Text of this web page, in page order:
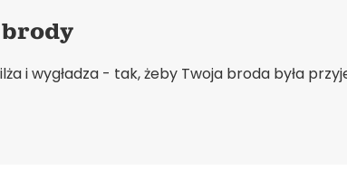
i wygładza - tak, żeby Twoja broda była